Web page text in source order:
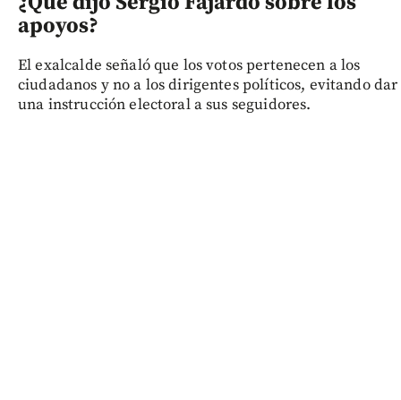
apoyos?
El exalcalde señaló que los votos pertenecen a los
ciudadanos y no a los dirigentes políticos, evitando dar
una instrucción electoral a sus seguidores.